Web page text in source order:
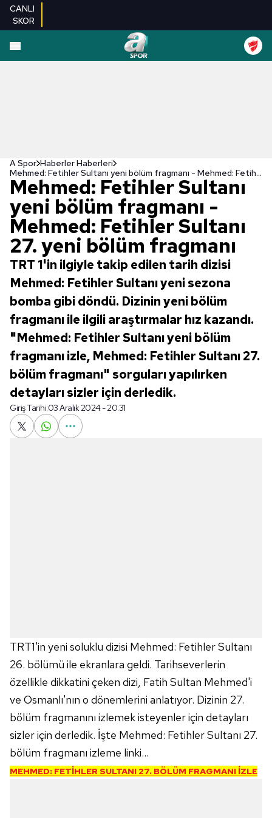
CANLI
SKOR
A Spor Haberler Haberleri
Mehmed: Fetihler Sultanı yeni bölüm fragmanı - Mehmed: Fetihler Sultanı 27. yeni bölüm fragmanı
Mehmed: Fetihler Sultanı
yeni bölüm fragmanı -
Mehmed: Fetihler Sultanı
27. yeni bölüm fragmanı
TRT 1'in ilgiyle takip edilen tarih dizisi
Mehmed: Fetihler Sultanı yeni sezona
bomba gibi döndü. Dizinin yeni bölüm
fragmanı ile ilgili araştırmalar hız kazandı.
"Mehmed: Fetihler Sultanı yeni bölüm
fragmanı izle, Mehmed: Fetihler Sultanı 27.
bölüm fragmanı" sorguları yapılırken
detayları sizler için derledik.
Giriş Tarihi:03 Aralık 2024 - 20:31
TRT1'in yeni soluklu dizisi Mehmed: Fetihler Sultanı
26. bölümü ile ekranlara geldi. Tarihseverlerin
özellikle dikkatini çeken dizi, Fatih Sultan Mehmed'i
ve Osmanlı'nın o dönemlerini anlatıyor. Dizinin 27.
bölüm fragmanını izlemek isteyenler için detayları
sizler için derledik. İşte Mehmed: Fetihler Sultanı 27.
bölüm fragmanı izleme linki...
MEHMED: FETİHLER SULTANI 27. BÖLÜM FRAGMANI İZLE